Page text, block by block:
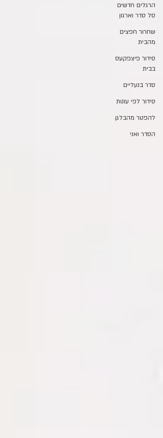
הרגלים חדשים
סל סדר וארגון
שחרור חפצים
מהבית
סידור פיצפקעס
בבית
סדר בנעליים
סידור לפי עונות
להפטר מהבלגן
הסדר ואני